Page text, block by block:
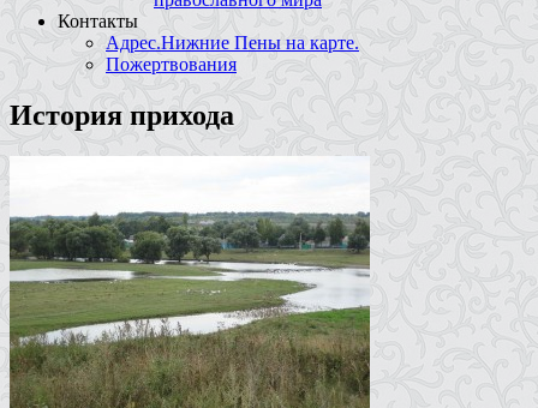
Контакты
Адрес.Нижние Пены на карте.
Пожертвования
История прихода